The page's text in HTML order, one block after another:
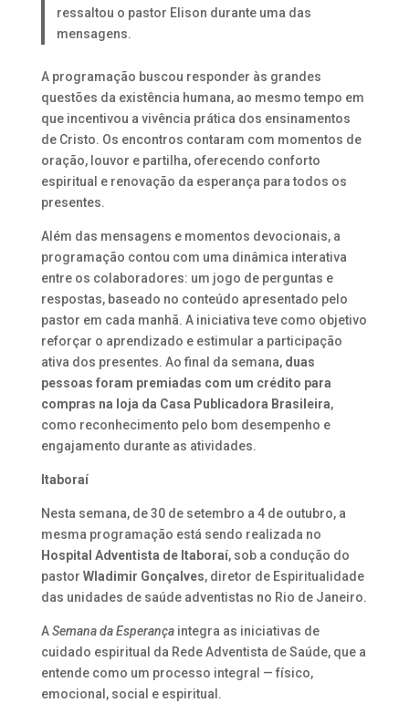
ressaltou o pastor Elison durante uma das
mensagens.
A programação buscou responder às grandes
questões da existência humana, ao mesmo tempo em
que incentivou a vivência prática dos ensinamentos
de Cristo. Os encontros contaram com momentos de
oração, louvor e partilha, oferecendo conforto
espiritual e renovação da esperança para todos os
presentes.
Além das mensagens e momentos devocionais, a
programação contou com uma dinâmica interativa
entre os colaboradores: um jogo de perguntas e
respostas, baseado no conteúdo apresentado pelo
pastor em cada manhã. A iniciativa teve como objetivo
reforçar o aprendizado e estimular a participação
ativa dos presentes. Ao final da semana, duas
pessoas foram premiadas com um crédito para
compras na loja da Casa Publicadora Brasileira,
como reconhecimento pelo bom desempenho e
engajamento durante as atividades.
Itaboraí
Nesta semana, de 30 de setembro a 4 de outubro, a
mesma programação está sendo realizada no
Hospital Adventista de Itaboraí, sob a condução do
pastor Wladimir Gonçalves, diretor de Espiritualidade
das unidades de saúde adventistas no Rio de Janeiro.
ASemana da Esperançaintegra as iniciativas de
cuidado espiritual da Rede Adventista de Saúde, que a
entende como um processo integral — físico,
emocional, social e espiritual.